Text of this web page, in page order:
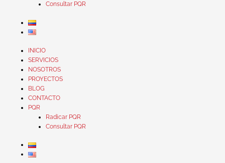
Consultar PQR
INICIO
SERVICIOS
NOSOTROS
PROYECTOS
BLOG
CONTACTO
PQR
Radicar PQR
Consultar PQR